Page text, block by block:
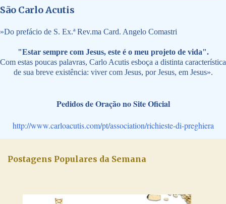
São Carlo Acutis
»Do prefácio de S. Ex.ª Rev.ma Card. Angelo Comastri
"Estar sempre com Jesus, este é o meu projeto de vida".
Com estas poucas palavras, Carlo Acutis esboça a distinta característica
de sua breve existência: viver com Jesus, por Jesus, em Jesus».
Pedidos de Oração no Site Oficial
http://www.carloacutis.com/pt/association/richieste-di-preghiera
Postagens Populares da Semana